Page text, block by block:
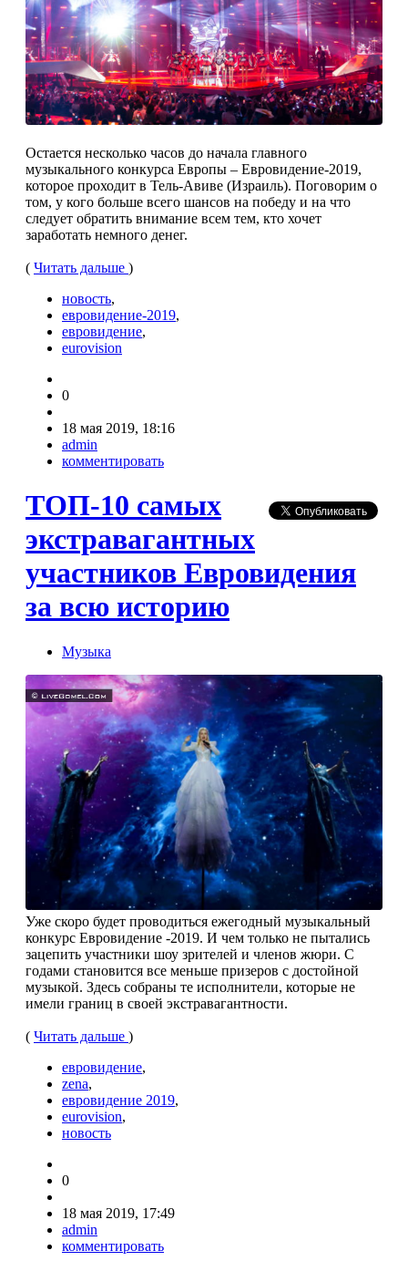
Остается несколько часов до начала главного
музыкального конкурса Европы – Евровидение-2019,
которое проходит в Тель-Авиве (Израиль). Поговорим о
том, у кого больше всего шансов на победу и на что
следует обратить внимание всем тем, кто хочет
заработать немного денег.
( Читать дальше )
новость,
евровидение-2019,
евровидение,
eurovision
0
18 мая 2019, 18:16
admin
комментировать
ТОП-10 самых
экстравагантных
участников Евровидения
за всю историю
Музыка
Уже скоро будет проводиться ежегодный музыкальный
конкурс Евровидение -2019. И чем только не пытались
зацепить участники шоу зрителей и членов жюри. С
годами становится все меньше призеров с достойной
музыкой. Здесь собраны те исполнители, которые не
имели границ в своей экстравагантности.
( Читать дальше )
евровидение,
zena,
евровидение 2019,
eurovision,
новость
0
18 мая 2019, 17:49
admin
комментировать